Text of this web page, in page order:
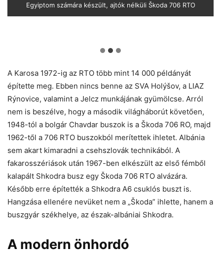
Egyiptom számára készült, ajtók nélküli Škoda 706 RTO
A Karosa 1972-ig az RTO több mint 14 000 példányát
építette meg. Ebben nincs benne az SVA Holýšov, a LIAZ
Rýnovice, valamint a Jelcz munkájának gyümölcse. Arról
nem is beszélve, hogy a második világháborút követően,
1948-tól a bolgár Chavdar buszok is a Škoda 706 RO, majd
1962-től a 706 RTO buszokból merítettek ihletet. Albánia
sem akart kimaradni a csehszlovák technikából. A
fakarosszériások után 1967-ben elkészült az első fémből
kalapált Shkodra busz egy Škoda 706 RTO alvázára.
Később erre építették a Shkodra A6 csuklós buszt is.
Hangzása ellenére nevüket nem a „Škoda” ihlette, hanem a
buszgyár székhelye, az észak-albániai Shkodra.
A modern önhordó